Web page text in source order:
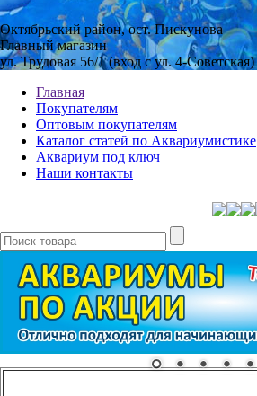
Октябрьский район, ост. Пискунова
Главный магазин
ул. Трудовая 56/1 (вход с ул. 4-Советская)
Главная
Покупателям
Оптовым покупателям
Каталог статей по Аквариумистике
Аквариум под ключ
Наши контакты